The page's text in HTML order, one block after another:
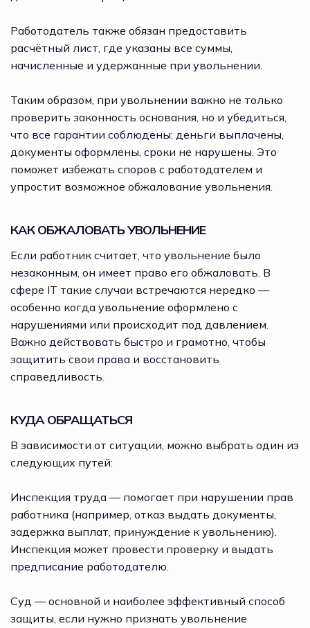
Работодатель также обязан предоставить
расчётный лист, где указаны все суммы,
начисленные и удержанные при увольнении.
Таким образом, при увольнении важно не только
проверить законность основания, но и убедиться,
что все гарантии соблюдены: деньги выплачены,
документы оформлены, сроки не нарушены. Это
поможет избежать споров с работодателем и
упростит возможное обжалование увольнения.
КАК ОБЖАЛОВАТЬ УВОЛЬНЕНИЕ
Если работник считает, что увольнение было
незаконным, он имеет право его обжаловать. В
сфере IT такие случаи встречаются нередко —
особенно когда увольнение оформлено с
нарушениями или происходит под давлением.
Важно действовать быстро и грамотно, чтобы
защитить свои права и восстановить
справедливость.
КУДА ОБРАЩАТЬСЯ
В зависимости от ситуации, можно выбрать один из
следующих путей:
Инспекция труда — помогает при нарушении прав
работника (например, отказ выдать документы,
задержка выплат, принуждение к увольнению).
Инспекция может провести проверку и выдать
предписание работодателю.
Суд — основной и наиболее эффективный способ
защиты, если нужно признать увольнение